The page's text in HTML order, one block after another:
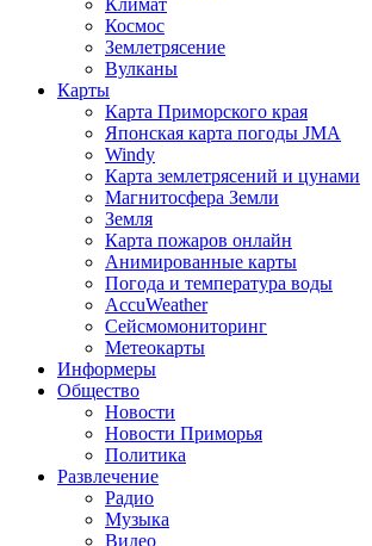
Климат
Космос
Землетрясение
Вулканы
Карты
Карта Приморского края
Японская карта погоды JMA
Windy
Карта землетрясений и цунами
Магнитосфера Земли
Земля
Карта пожаров онлайн
Анимированные карты
Погода и температура воды
AccuWeather
Сейсмомониторинг
Метеокарты
Информеры
Общество
Новости
Новости Приморья
Политика
Развлечение
Радио
Музыка
Видео